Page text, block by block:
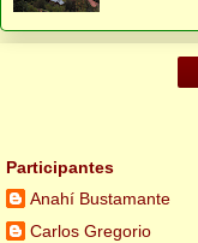
Participantes
Anahí Bustamante
Carlos Gregorio